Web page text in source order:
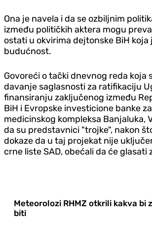
Ona je navela i da se ozbiljnim
između političkih aktera mogu
ostati u okvirima dejtonske BiH koja
budućnost.
Govoreći o tački dnevnog reda koja
davanje saglasnosti za ratifikaciju
finansiranju zaključenog između
BiH i Evropske investicione banke
medicinskog kompleksa Banjaluka,
da su predstavnici "trojke", nakon
dokaze da u taj projekat nije
crne liste SAD, obećali da će glasati
Meteorolozi RHMZ otkrili kakva bi
biti